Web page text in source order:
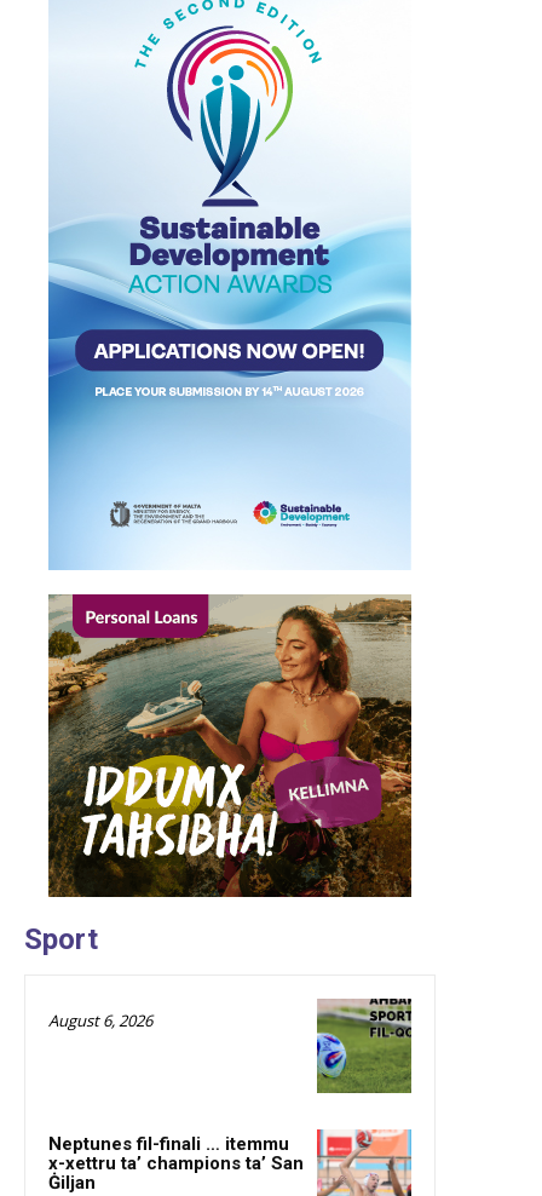
Sport
August 6, 2026
Neptunes fil-finali … itemmu
x-xettru ta’ champions ta’ San
Ġiljan